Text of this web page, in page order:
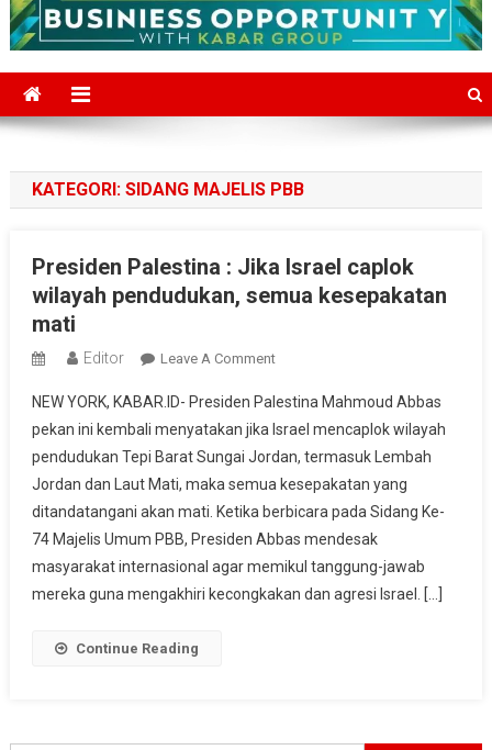
KATEGORI: SIDANG MAJELIS PBB
Presiden Palestina : Jika Israel caplok
wilayah pendudukan, semua kesepakatan
mati
Editor Leave A CommentOn
Palestina
:
Jika
Israel
Caplok
Wilayah
Pendudukan,
Semua
NEW YORK, KABAR.ID- Presiden Palestina Mahmoud Abbas
pekan ini kembali menyatakan jika Israel mencaplok wilayah
pendudukan Tepi Barat Sungai Jordan, termasuk Lembah
Jordan dan Laut Mati, maka semua kesepakatan yang
ditandatangani akan mati. Ketika berbicara pada Sidang Ke-
74 Majelis Umum PBB, Presiden Abbas mendesak
masyarakat internasional agar memikul tanggung-jawab
mereka guna mengakhiri kecongkakan dan agresi Israel. […]
Continue Reading